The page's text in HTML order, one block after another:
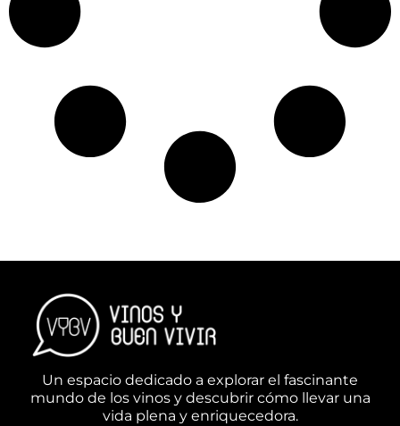
Un espacio dedicado a explorar el fascinante
mundo de los vinos y descubrir cómo llevar una
vida plena y enriquecedora.